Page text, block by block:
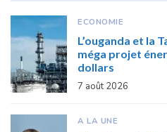
ECONOMIE
L’ouganda et la
méga projet
dollars
7 août 2026
A LA UNE